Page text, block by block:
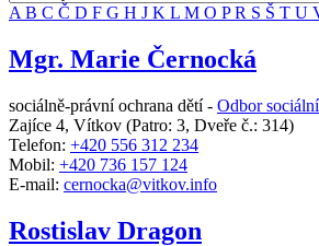
A B C Č D F G H J K L M O PR S Š T U
Mgr. Marie Černocká
sociálně-právní ochrana dětí - Odbor
Zajíce 4, Vítkov (Patro: 3, Dveře č.: 314)
Telefon: +420 556 312 234
Mobil: +420 736 157 124
E-mail: cernocka@vitkov.info
Rostislav Dragon